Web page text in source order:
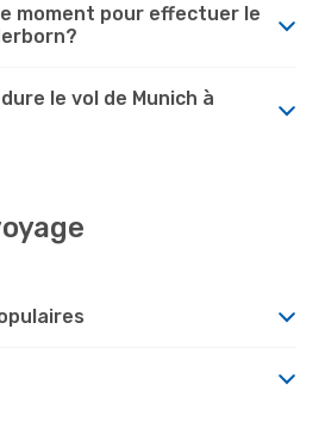
moment pour effectuer le
le vol de Munich à